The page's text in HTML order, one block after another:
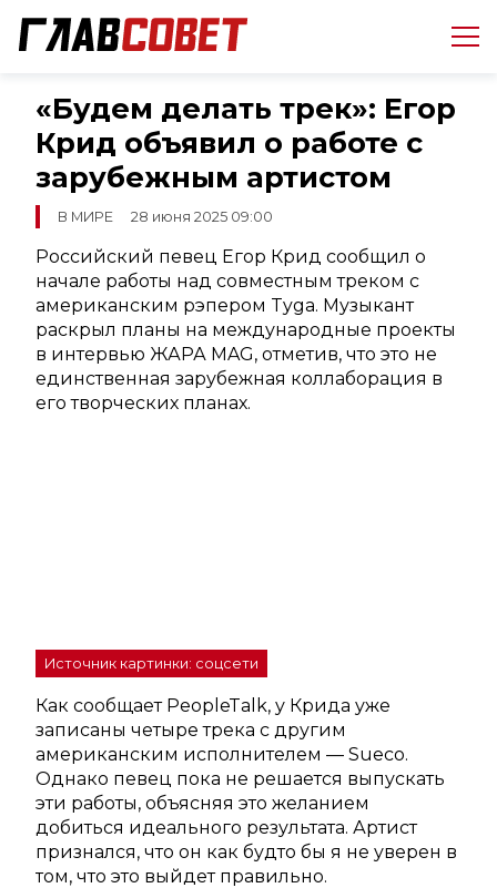
«Будем делать трек»: Егор
Крид объявил о работе с
зарубежным артистом
В МИРЕ 28 июня 2025 09:00
Российский певец Егор Крид сообщил о
начале работы над совместным треком с
американским рэпером Tyga. Музыкант
раскрыл планы на международные проекты
в интервью ЖАРА MAG, отметив, что это не
единственная зарубежная коллаборация в
его творческих планах.
Источник картинки: соцсети
Как сообщает PeopleTalk, у Крида уже
записаны четыре трека с другим
американским исполнителем — Sueco.
Однако певец пока не решается выпускать
эти работы, объясняя это желанием
добиться идеального результата. Артист
признался, что он как будто бы я не уверен в
том, что это выйдет правильно.